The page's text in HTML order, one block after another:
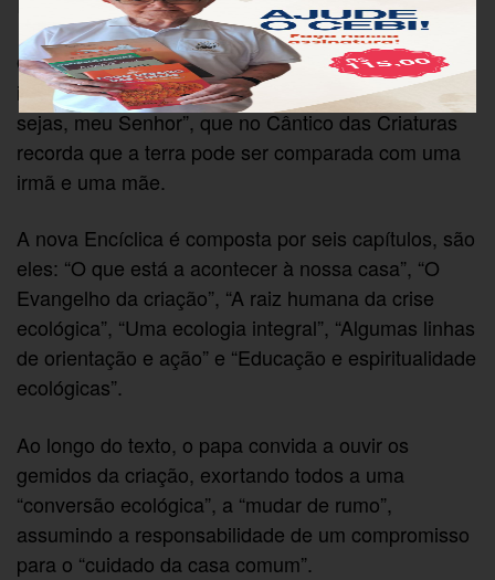
O papa explicou que o nome da Encíclica foi
inspirado na invocação de São Francisco “Louvado
sejas, meu Senhor”, que no Cântico das Criaturas
recorda que a terra pode ser comparada com uma
irmã e uma mãe.
A nova Encíclica é composta por seis capítulos, são
eles: “O que está a acontecer à nossa casa”, “O
Evangelho da criação”, “A raiz humana da crise
ecológica”, “Uma ecologia integral”, “Algumas linhas
de orientação e ação” e “Educação e espiritualidade
ecológicas”.
Ao longo do texto, o papa convida a ouvir os
gemidos da criação, exortando todos a uma
“conversão ecológica”, a “mudar de rumo”,
assumindo a responsabilidade de um compromisso
para o “cuidado da casa comum”.